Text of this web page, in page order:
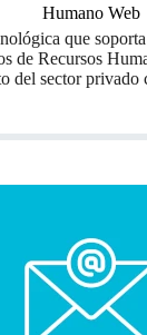
Humano Web
que
de Recursos
del sector privado